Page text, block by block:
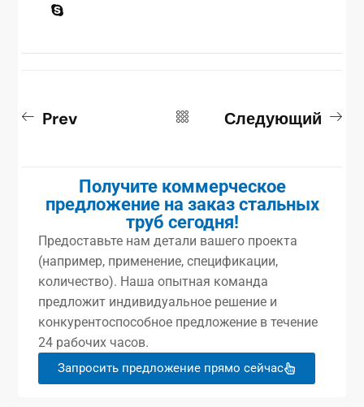
Prev Следующий
Получите коммерческое
предложение на заказ стальных
труб сегодня!
Предоставьте нам детали вашего проекта
(например, применение, спецификации,
количество). Наша опытная команда
предложит индивидуальное решение и
конкурентоспособное предложение в течение
24 рабочих часов.
Запросить предложение прямо сейчас